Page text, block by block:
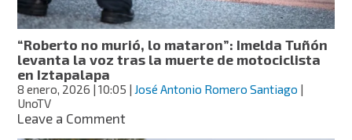
a
motociclista
“Roberto no murió, lo mataron”: Imelda Tuñón
levanta la voz tras la muerte de motociclista
en Iztapalapa
8 enero, 2026 | 10:05 José Antonio Romero Santiago
UnoTV
Leave a Commenton